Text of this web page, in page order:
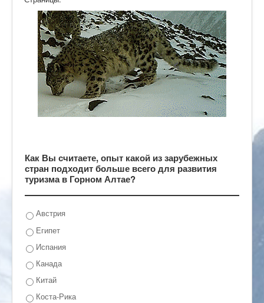
Как Вы считаете, опыт какой из зарубежных
стран подходит больше всего для развития
туризма в Горном Алтае?
Австрия
Египет
Испания
Канада
Китай
Коста-Рика